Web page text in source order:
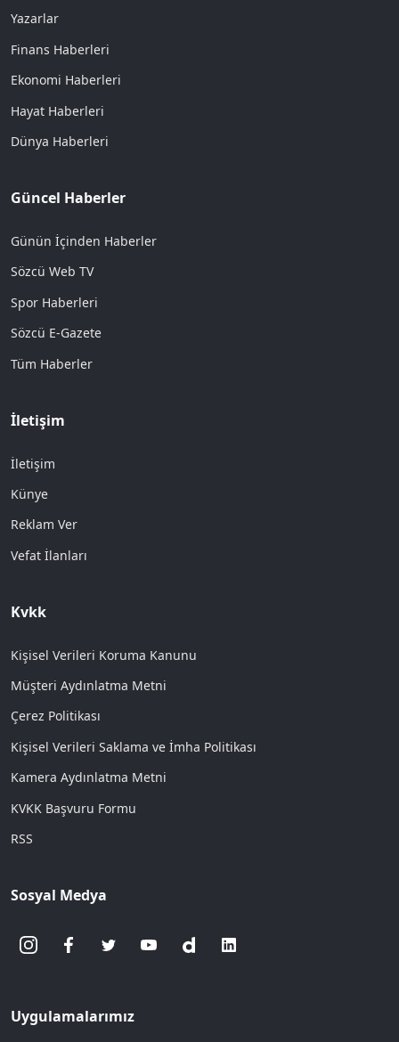
Yazarlar
Finans Haberleri
Ekonomi Haberleri
Hayat Haberleri
Dünya Haberleri
Güncel Haberler
Günün İçinden Haberler
Sözcü Web TV
Spor Haberleri
Sözcü E-Gazete
Tüm Haberler
İletişim
İletişim
Künye
Reklam Ver
Vefat İlanları
Kvkk
Kişisel Verileri Koruma Kanunu
Müşteri Aydınlatma Metni
Çerez Politikası
Kişisel Verileri Saklama ve İmha Politikası
Kamera Aydınlatma Metni
KVKK Başvuru Formu
RSS
Sosyal Medya
Uygulamalarımız